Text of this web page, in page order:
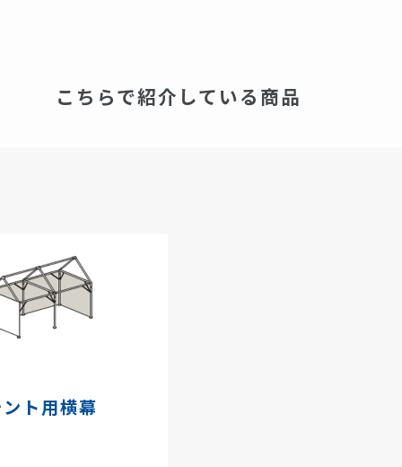
こちらで紹介している商品
ト用横幕